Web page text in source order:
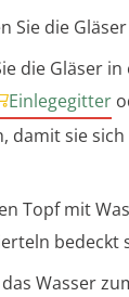
Sie die
die Gläser
Einlegegitter
damit sie
Topf mit
bedeckt
Wasser